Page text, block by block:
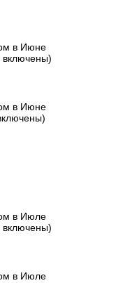
в Июне
включены)
в Июне
в Июле
включены)
в Июле